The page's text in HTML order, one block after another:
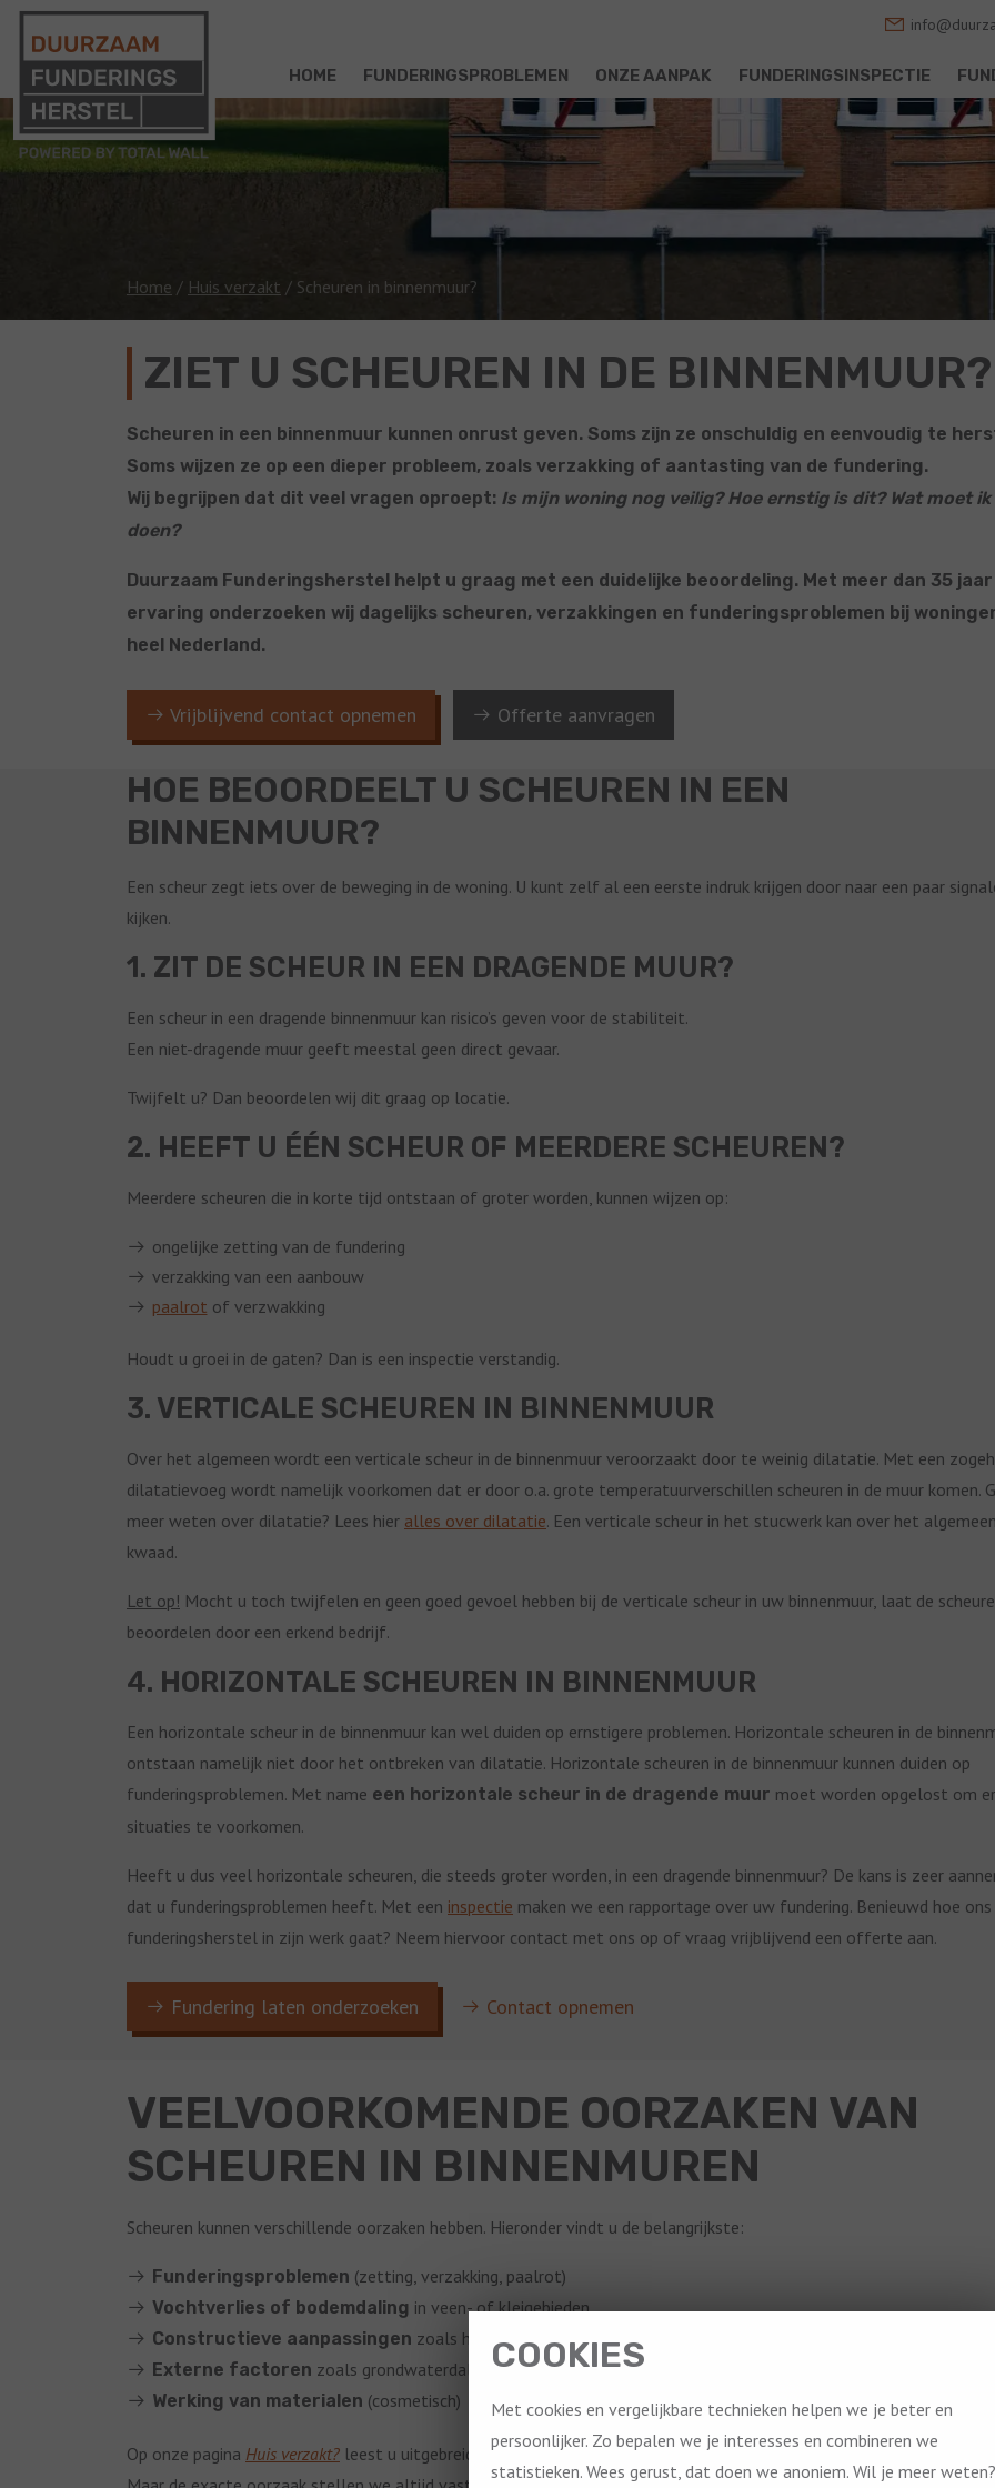
HOME FUNDERINGSPROBLEMEN ONZE AANPAK FUNDERINGSINSPECTIE
Home / Huis verzakt / Scheuren in binnenmuur?
ZIET U SCHEUREN IN DE BINNENMUUR?
Scheuren in een binnenmuur kunnen onrust geven. Soms zijn ze onschuldig en eenvoudig te
Soms wijzen ze op een dieper probleem, zoals verzakking of aantasting van de fundering.
Wij begrijpen dat dit veel vragen oproept: Is mijn woning nog veilig? Hoe ernstig is dit? Wat moet ik
doen?
Duurzaam Funderingsherstel helpt u graag met een duidelijke beoordeling. Met meer dan 35 jaar
ervaring onderzoeken wij dagelijks scheuren, verzakkingen en funderingsproblemen bij
heel Nederland.
Vrijblijvend contact opnemen Offerte aanvragen
HOE BEOORDEELT U SCHEUREN IN EEN
BINNENMUUR?
Een scheur zegt iets over de beweging in de woning. U kunt zelf al een eerste indruk krijgen door naar een paar
kijken.
1. ZIT DE SCHEUR IN EEN DRAGENDE MUUR?
Een scheur in een dragende binnenmuur kan risico’s geven voor de stabiliteit.
Een niet-dragende muur geeft meestal geen direct gevaar.
Twijfelt u? Dan beoordelen wij dit graag op locatie.
2. HEEFT U ÉÉN SCHEUR OF MEERDERE SCHEUREN?
Meerdere scheuren die in korte tijd ontstaan of groter worden, kunnen wijzen op:
ongelijke zetting van de fundering
verzakking van een aanbouw
paalrot of verzwakking
Houdt u groei in de gaten? Dan is een inspectie verstandig.
3. VERTICALE SCHEUREN IN BINNENMUUR
Over het algemeen wordt een verticale scheur in de binnenmuur veroorzaakt door te weinig dilatatie. Met een
dilatatievoeg wordt namelijk voorkomen dat er door o.a. grote temperatuurverschillen scheuren in de muur komen.
meer weten over dilatatie? Lees hier alles over dilatatie. Een verticale scheur in het stucwerk kan over het
kwaad.
Let op! Mocht u toch twijfelen en geen goed gevoel hebben bij de verticale scheur in uw binnenmuur, laat de
beoordelen door een erkend bedrijf.
4. HORIZONTALE SCHEUREN IN BINNENMUUR
Een horizontale scheur in de binnenmuur kan wel duiden op ernstigere problemen. Horizontale scheuren in de
ontstaan namelijk niet door het ontbreken van dilatatie. Horizontale scheuren in de binnenmuur kunnen duiden op
funderingsproblemen. Met name een horizontale scheur in de dragende muur moet worden opgelost om
situaties te voorkomen.
Heeft u dus veel horizontale scheuren, die steeds groter worden, in een dragende binnenmuur? De kans is zeer
dat u funderingsproblemen heeft. Met een inspectie maken we een rapportage over uw fundering. Benieuwd hoe ons
funderingsherstel in zijn werk gaat? Neem hiervoor contact met ons op of vraag vrijblijvend een offerte aan.
Fundering laten onderzoeken Contact opnemen
VEELVOORKOMENDE OORZAKEN VAN
SCHEUREN IN BINNENMUREN
Scheuren kunnen verschillende oorzaken hebben. Hieronder vindt u de belangrijkste:
Funderingsproblemen (zetting, verzakking, paalrot)
Vochtverlies of bodemdaling in veen- of kleigebieden
Constructieve aanpassingen zoals het verwijderen van dragende muren
Externe factoren zoals grondwaterdaling of zware belasting
Werking van materialen (cosmetisch)
Op onze pagina Huis verzakt? leest u uitgebreid over deze oorzaken.
COOKIES
Met cookies en vergelijkbare technieken helpen we je beter en
persoonlijker. Zo bepalen we je interesses en combineren we
statistieken. Wees gerust, dat doen we anoniem. Wil je meer weten?